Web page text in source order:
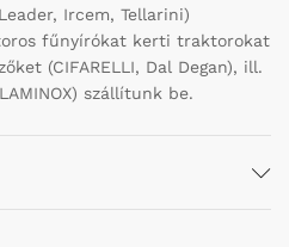
Ircem, Tellarini)
fűnyírókat kerti traktorokat
(CIFARELLI, Dal Degan), ill.
szállítunk be.